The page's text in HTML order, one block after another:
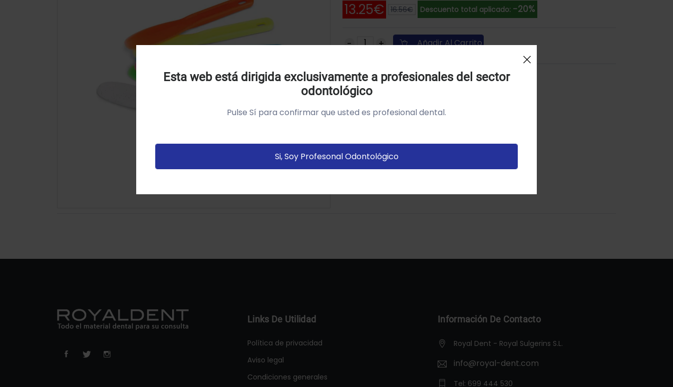
13.25€ 16.56€ Descuento total aplicado: -20%
Añadir Al Carrito
SKU: C300990
Links De Utilidad
Política de privacidad
Aviso legal
Condiciones generales
Información De Contacto
Royal Dent - Royal Sulgerins S.L.
info@royal-dent.com
Tel: 699 444 530
Utilizamos cookies própias y de terceros para analizar el
tus preferencias sobre la base de un perfil elaborado a
vistitadas).Política de cookies
Esta web está dirigida exclusivamente a profesionales del sector
odontológico
Pulse Sí para confirmar que usted es profesional dental.
Si, Soy Profesonal Odontológico